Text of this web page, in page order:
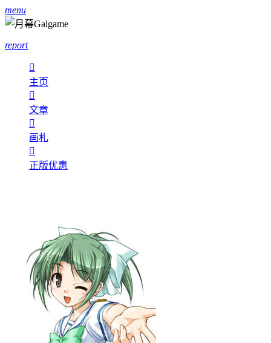
menu
report

主页

文章

画札

正版优惠